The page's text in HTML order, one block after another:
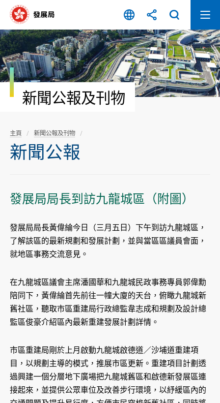
容
開
始
新聞公報及刊物
主頁 新聞公報及刊物
新聞公報
發展局局長到訪九龍城區（附圖）
發展局局長黃偉綸今日（三月五日）下午到訪九龍城區，
了解該區的最新規劃和發展計劃，並與當區區議員會面，
就地區事務交流意見。
在九龍城區議會主席潘國華和九龍城民政事務專員郭偉勳
陪同下，黃偉綸首先前往一幢大廈的天台，俯瞰九龍城新
舊社區，聽取市區重建局行政總監韋志成和規劃及設計總
監區俊豪介紹區內最新重建發展計劃詳情。
市區重建局剛於上月啟動九龍城啟德道／沙埔道重建項
目，以規劃主導的模式，推展市區更新。重建項目計劃透
過興建一個分層地下廣場把九龍城舊區和啟德新發展區連
接起來，並提供公眾車位及改善步行環境，以紓緩區內的